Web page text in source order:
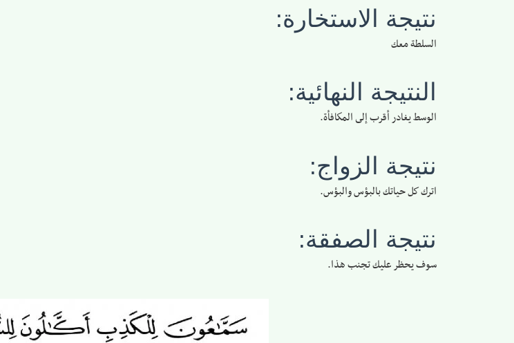
نتيجة الاستخارة:
السلطة معك
النتيجة النهائية:
الوسط يغادر أقرب إلى المكافأة.
نتيجة الزواج:
اترك كل حياتك بالبؤس والبؤس.
نتيجة الصفقة:
سوف يحظر عليك تجنب هذا.